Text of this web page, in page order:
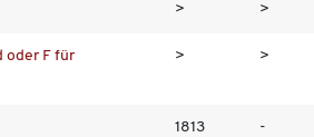
> >
oder F für
> >
1813 -